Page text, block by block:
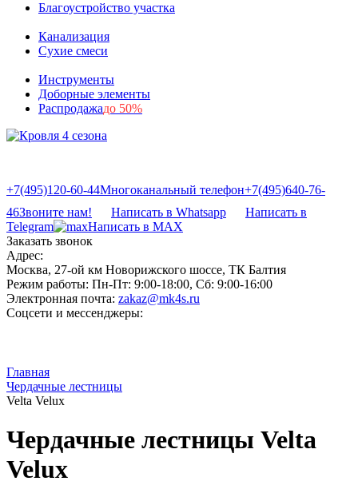
Благоустройство участка
Канализация
Сухие смеси
Инструменты
Доборные элементы
Распродажадо 50%
+7(495)120-60-44Многоканальный телефон+7(495)640-76-
46Звоните нам! Написать в Whatsapp
Написать в
Telegram
Написать в MAX
Заказать звонок
Адрес:
Москва, 27-ой км Новорижского шоссе, ТК Балтия
Режим работы: Пн-Пт: 9:00-18:00, Сб: 9:00-16:00
Электронная почта: zakaz@mk4s.ru
Соцсети и мессенджеры:
Главная
Чердачные лестницы
Velta Velux
Чердачные лестницы Velta
Velux